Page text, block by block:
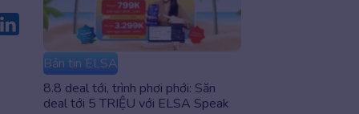
Bản tin ELSA
8.8 deal tới, trình phơi phới: Săn
deal tới 5 TRIỆU với ELSA Speak